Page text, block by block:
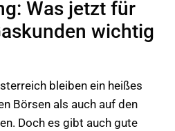
Was jetzt für
wichtig
bleiben ein heißes
Börsen als auch auf den
Doch es gibt auch gute